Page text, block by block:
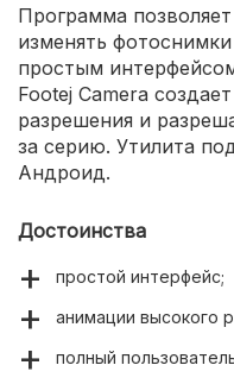
Программа
изменять
простым
Footej Camera
разрешения и
за серию. Утилита
Андроид.
Достоинства
простой интерфейс;
анимации высокого
полный